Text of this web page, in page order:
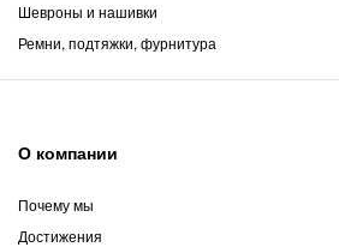
Шевроны и нашивки
Ремни, подтяжки, фурнитура
О компании
Почему мы
Достижения